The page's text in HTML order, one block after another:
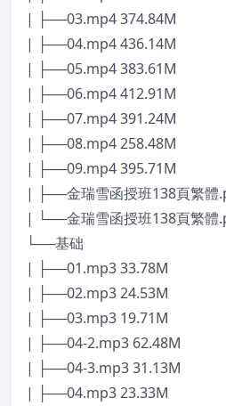
| ├──03.mp4 374.84M
| ├──04.mp4 436.14M
| ├──05.mp4 383.61M
| ├──06.mp4 412.91M
| ├──07.mp4 391.24M
| ├──08.mp4 258.48M
| ├──09.mp4 395.71M
| ├──金瑞雪函授班138頁繁體
| └──金瑞雪函授班138頁繁體
└──基础
| ├──01.mp3 33.78M
| ├──02.mp3 24.53M
| ├──03.mp3 19.71M
| ├──04-2.mp3 62.48M
| ├──04-3.mp3 31.13M
| ├──04.mp3 23.33M